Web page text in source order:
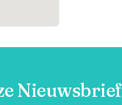
Nieuwsbrief